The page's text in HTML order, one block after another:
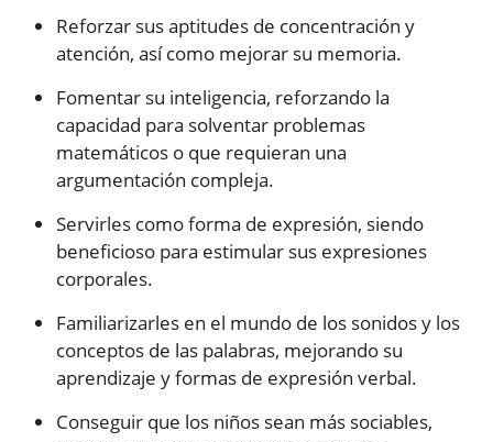
Reforzar sus aptitudes de concentración y
atención, así como mejorar su memoria.
Fomentar su inteligencia, reforzando la
capacidad para solventar problemas
matemáticos o que requieran una
argumentación compleja.
Servirles como forma de expresión, siendo
beneficioso para estimular sus expresiones
corporales.
Familiarizarles en el mundo de los sonidos y los
conceptos de las palabras, mejorando su
aprendizaje y formas de expresión verbal.
Conseguir que los niños sean más sociables,